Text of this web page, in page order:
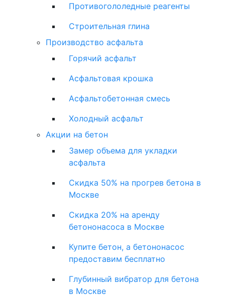
Противогололедные реагенты
Строительная глина
Производство асфальта
Горячий асфальт
Асфальтовая крошка
Асфальтобетонная смесь
Холодный асфальт
Акции на бетон
Замер объема для укладки
асфальта
Скидка 50% на прогрев бетона в
Москве
Скидка 20% на аренду
бетононасоса в Москве
Купите бетон, а бетононасос
предоставим бесплатно
Глубинный вибратор для бетона
в Москве